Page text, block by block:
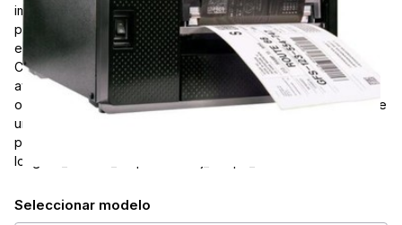
impresora de etiquetas térmica industrial diseñada para la
producción confiable de etiquetas en grandes volúmenes en
entornos de fabricación, logística y comercio minorista.
Construida para un rendimiento duradero, admite tecnologías
avanzadas de manejo de medios e identificación para
optimizar los flujos de trabajo de etiquetado mientras mantiene
una calidad de impresión consistente. Atributos clave: - rfid -
pelador - rebobinador - sin forro - cortador -
longitud_máxima_etiqueta - reloj_tiempo_real
Seleccionar modelo